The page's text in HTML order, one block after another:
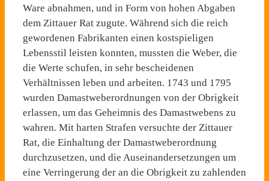
Ware abnahmen, und in Form von hohen Abgaben
dem Zittau­er Rat zugute. Während sich die reich
gewordenen Fabrikanten einen kostspieligen
Lebensstil leisten konnten, mussten die Weber, die
die Werte schufen, in sehr bescheidenen
Verhältnissen leben und arbeiten. 1743 und 1795
wurden Damastweberord­nungen von der Obrigkeit
erlas­sen, um das Geheimnis des Damastwebens zu
wahren. Mit harten Strafen versuchte der Zittauer
Rat, die Einhaltung der Damastweberordnung
durchzu­setzen, und die Auseinanderset­zungen um
eine Verringerung der an die Obrigkeit zu zahlen­den